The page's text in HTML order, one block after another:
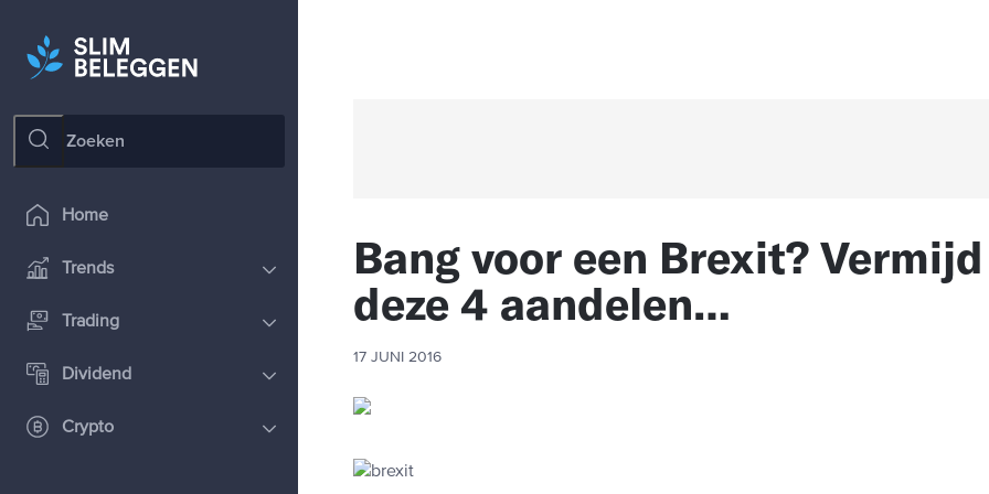
Home
Trends
Trading
Dividend
Crypto
Bang voor een Brexit?
deze 4 aandelen…
17 JUNI 2016